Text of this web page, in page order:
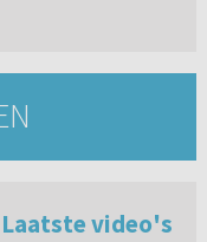
Laatste video's